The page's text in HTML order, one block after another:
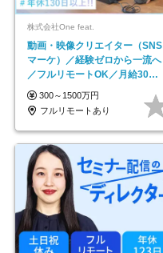
株式会社One feat.
動画・映像クリエイター（SNS
マーケ）／経験ゼロから一流へ
／フルリモートOK／月給30万
円～／年休130日以上
300～1500万円
フルリモートあり